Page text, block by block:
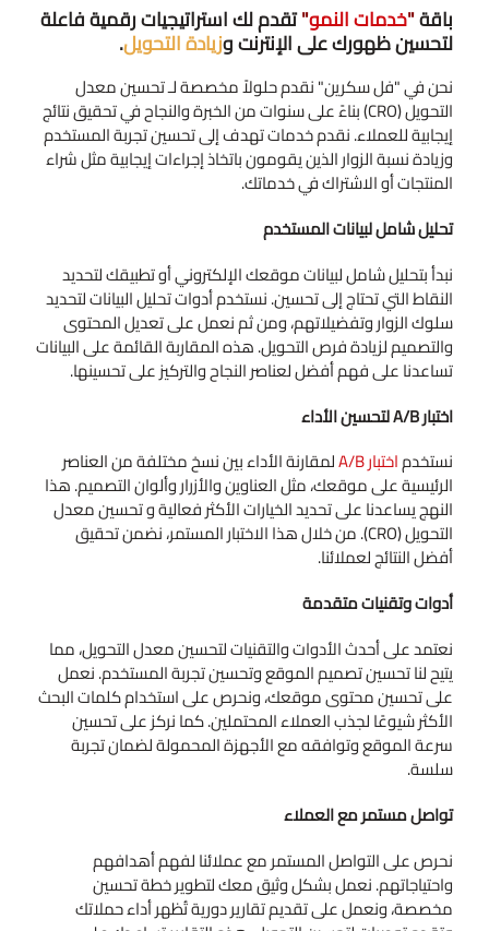
باقة"خدمات النمو"تقدم لك استراتيجيات رقمية فاعلة
لتحسين ظهورك على الإنترنت وزيادة التحويل.
نحن في "فل سكرين" نقدم حلولاً مخصصة لـ تحسين معدل
التحويل (CRO) بناءً على سنوات من الخبرة والنجاح في تحقيق نتائج
إيجابية للعملاء. نقدم خدمات تهدف إلى تحسين تجربة المستخدم
وزيادة نسبة الزوار الذين يقومون باتخاذ إجراءات إيجابية مثل شراء
المنتجات أو الاشتراك في خدماتك.
تحليل شامل لبيانات المستخدم
نبدأ بتحليل شامل لبيانات موقعك الإلكتروني أو تطبيقك لتحديد
النقاط التي تحتاج إلى تحسين. نستخدم أدوات تحليل البيانات لتحديد
سلوك الزوار وتفضيلاتهم، ومن ثم نعمل على تعديل المحتوى
والتصميم لزيادة فرص التحويل. هذه المقاربة القائمة على البيانات
تساعدنا على فهم أفضل لعناصر النجاح والتركيز على تحسينها.
اختبار A/B لتحسين الأداء
نستخدماختبار A/B لمقارنة الأداء بين نسخ مختلفة من العناصر
الرئيسية على موقعك، مثل العناوين والأزرار وألوان التصميم. هذا
النهج يساعدنا على تحديد الخيارات الأكثر فعالية و تحسين معدل
التحويل (CRO). من خلال هذا الاختبار المستمر، نضمن تحقيق
أفضل النتائج لعملائنا.
أدوات وتقنيات متقدمة
نعتمد على أحدث الأدوات والتقنيات لتحسين معدل التحويل، مما
يتيح لنا تحسين تصميم الموقع وتحسين تجربة المستخدم. نعمل
على تحسين محتوى موقعك، ونحرص على استخدام كلمات البحث
الأكثر شيوعًا لجذب العملاء المحتملين. كما نركز على تحسين
سرعة الموقع وتوافقه مع الأجهزة المحمولة لضمان تجربة
سلسة.
تواصل مستمر مع العملاء
نحرص على التواصل المستمر مع عملائنا لفهم أهدافهم
واحتياجاتهم. نعمل بشكل وثيق معك لتطوير خطة تحسين
مخصصة، ونعمل على تقديم تقارير دورية تُظهر أداء حملاتك